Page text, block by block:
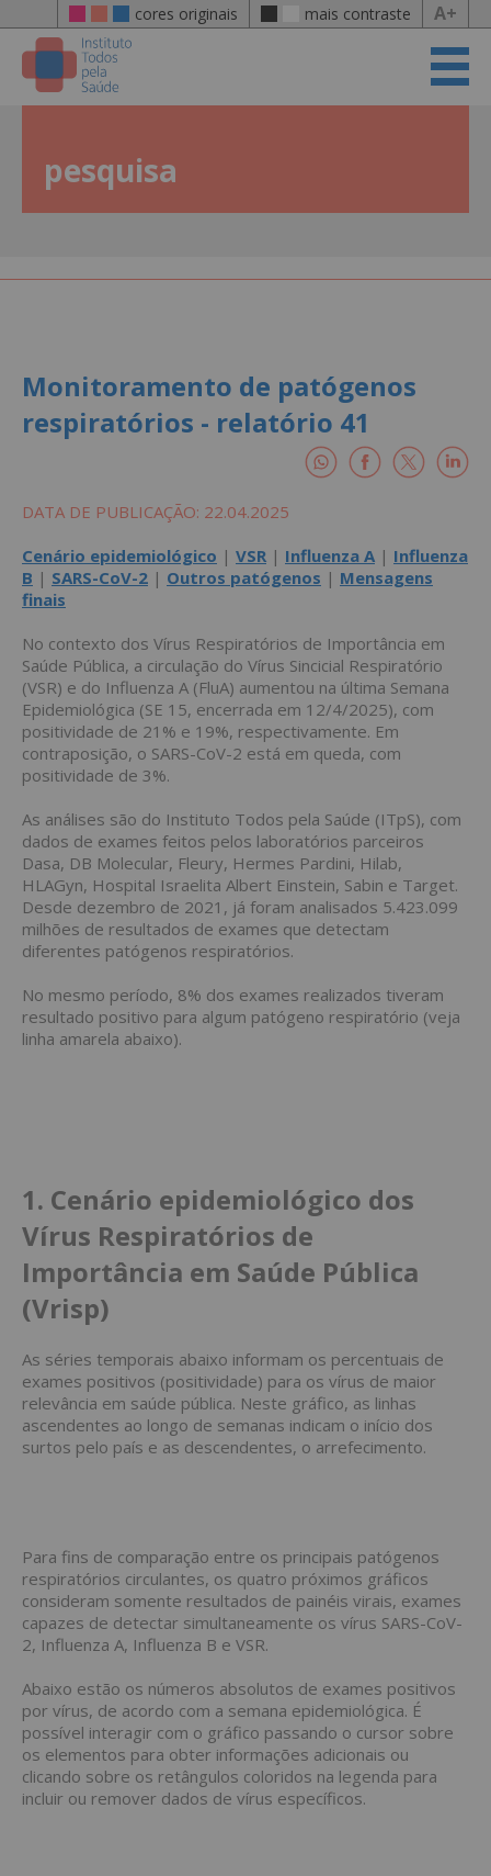
cores originais mais contraste A+
pesquisa
Monitoramento de patógenos
respiratórios - relatório 41
DATA DE PUBLICAÇÃO: 22.04.2025
Cenário epidemiológico | VSR | Influenza A | Influenza
B | SARS-CoV-2 | Outros patógenos | Mensagens
finais
No contexto dos Vírus Respiratórios de Importância em
Saúde Pública, a circulação do Vírus Sincicial Respiratório
(VSR) e do Influenza A (FluA) aumentou na última Semana
Epidemiológica (SE 15, encerrada em 12/4/2025), com
positividade de 21% e 19%, respectivamente. Em
contraposição, o SARS-CoV-2 está em queda, com
positividade de 3%.
As análises são do Instituto Todos pela Saúde (ITpS), com
dados de exames feitos pelos laboratórios parceiros
Dasa, DB Molecular, Fleury, Hermes Pardini, Hilab,
HLAGyn, Hospital Israelita Albert Einstein, Sabin e Target.
Desde dezembro de 2021, já foram analisados 5.423.099
milhões de resultados de exames que detectam
diferentes patógenos respiratórios.
No mesmo período, 8% dos exames realizados tiveram
resultado positivo para algum patógeno respiratório (veja
linha amarela abaixo).
1. Cenário epidemiológico dos
Vírus Respiratórios de
Importância em Saúde Pública
(Vrisp)
As séries temporais abaixo informam os percentuais de
exames positivos (positividade) para os vírus de maior
relevância em saúde pública. Neste gráfico, as linhas
ascendentes ao longo de semanas indicam o início dos
surtos pelo país e as descendentes, o arrefecimento.
Para fins de comparação entre os principais patógenos
respiratórios circulantes, os quatro próximos gráficos
consideram somente resultados de painéis virais, exames
capazes de detectar simultaneamente os vírus SARS-CoV-
2, Influenza A, Influenza B e VSR.
Abaixo estão os números absolutos de exames positivos
por vírus, de acordo com a semana epidemiológica. É
possível interagir com o gráfico passando o cursor sobre
os elementos para obter informações adicionais ou
clicando sobre os retângulos coloridos na legenda para
incluir ou remover dados de vírus específicos.